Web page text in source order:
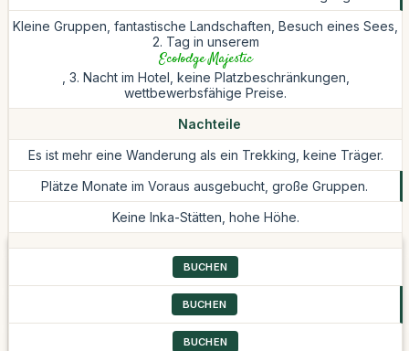
Kleine Gruppen, fantastische Landschaften, Besuch eines Sees,
2. Tag in unserem
Ecolodge Majestic
, 3. Nacht im Hotel, keine Platzbeschränkungen,
wettbewerbsfähige Preise.
Nachteile
Es ist mehr eine Wanderung als ein Trekking, keine Träger.
Plätze Monate im Voraus ausgebucht, große Gruppen.
Keine Inka-Stätten, hohe Höhe.
BUCHEN
BUCHEN
BUCHEN